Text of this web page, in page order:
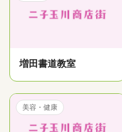
増田書道教室
美容・健康